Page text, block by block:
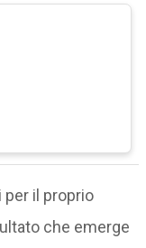
il proprio
che emerge